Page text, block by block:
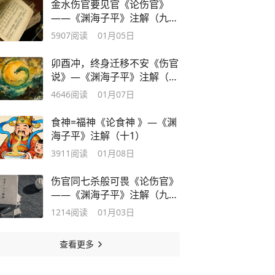
金水伤官要见官《论伤官》
——《渊海子平》注解（九
4）
5907阅读 01月05日
卯酉冲，终身迁移不安《伤官
说》—《渊海子平》注解（九
6）
4646阅读 01月07日
食神=福神《论食神 》—《渊
海子平》注解（十1）
3911 阅读 01月08日
伤官同七杀般可畏《论伤官》
——《渊海子平》注解（九
3）
1214阅读 01月03日
查看更多